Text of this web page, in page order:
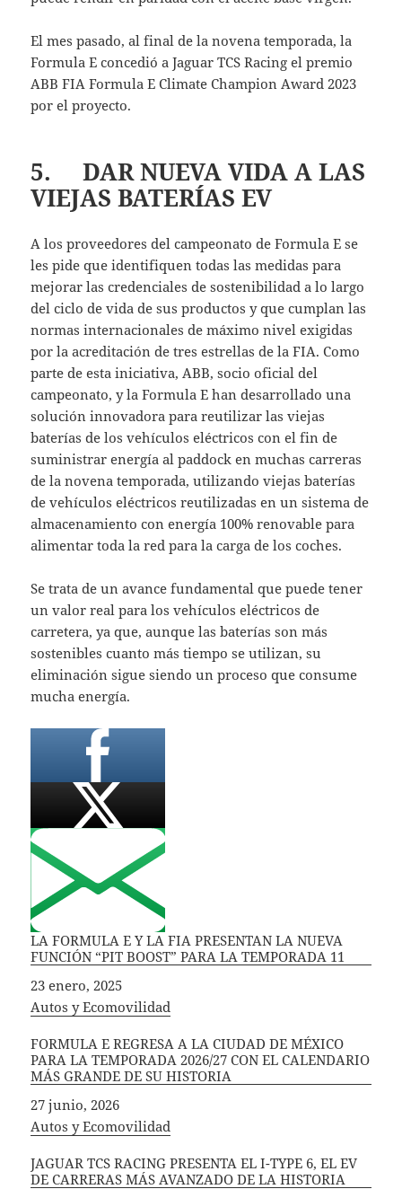
El mes pasado, al final de la novena temporada, la
Formula E concedió a Jaguar TCS Racing el premio
ABB FIA Formula E Climate Champion Award 2023
por el proyecto.
5. DAR NUEVA VIDA A LAS
VIEJAS BATERÍAS EV
A los proveedores del campeonato de Formula E se
les pide que identifiquen todas las medidas para
mejorar las credenciales de sostenibilidad a lo largo
del ciclo de vida de sus productos y que cumplan las
normas internacionales de máximo nivel exigidas
por la acreditación de tres estrellas de la FIA. Como
parte de esta iniciativa, ABB, socio oficial del
campeonato, y la Formula E han desarrollado una
solución innovadora para reutilizar las viejas
baterías de los vehículos eléctricos con el fin de
suministrar energía al paddock en muchas carreras
de la novena temporada, utilizando viejas baterías
de vehículos eléctricos reutilizadas en un sistema de
almacenamiento con energía 100% renovable para
alimentar toda la red para la carga de los coches.
Se trata de un avance fundamental que puede tener
un valor real para los vehículos eléctricos de
carretera, ya que, aunque las baterías son más
sostenibles cuanto más tiempo se utilizan, su
eliminación sigue siendo un proceso que consume
mucha energía.
LA FORMULA E Y LA FIA PRESENTAN LA NUEVA
FUNCIÓN “PIT BOOST” PARA LA TEMPORADA 11
Fecha
23 enero, 2025
In relation to
Autos y Ecomovilidad
FORMULA E REGRESA A LA CIUDAD DE MÉXICO
PARA LA TEMPORADA 2026/27 CON EL CALENDARIO
MÁS GRANDE DE SU HISTORIA
Fecha
27 junio, 2026
In relation to
Autos y Ecomovilidad
JAGUAR TCS RACING PRESENTA EL I-TYPE 6, EL EV
DE CARRERAS MÁS AVANZADO DE LA HISTORIA